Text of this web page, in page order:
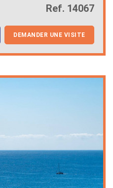
Ref. 14067
DEMANDER UNE VISITE